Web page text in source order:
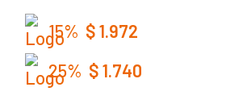
15% $1.972
25% $1.740